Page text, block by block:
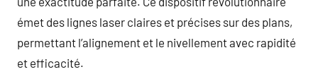
émet des lignes laser claires et précises sur des plans,
permettant l’alignement et le nivellement avec rapidité
et efficacité.